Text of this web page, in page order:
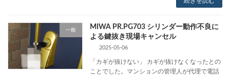
一般
MIWA PR.PG703 シリンダー動作不良に
よる鍵抜き現場キャンセル
2025-05-06
「カギが抜けない」 カギが抜けなくなったとの
ことでした。マンションの管理人が代理で電話